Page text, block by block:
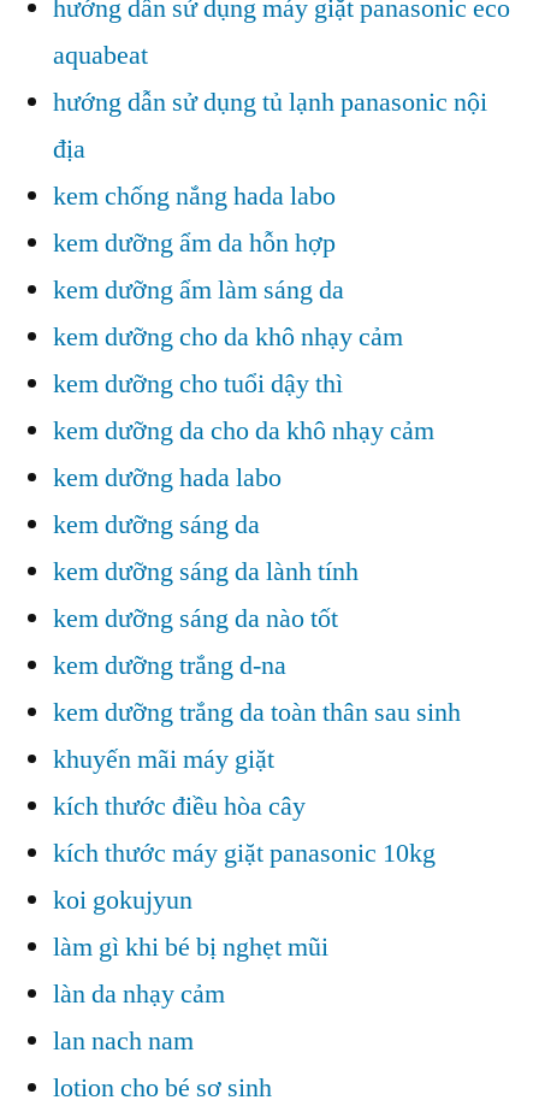
hướng dẫn sử dụng máy giặt panasonic eco
aquabeat
hướng dẫn sử dụng tủ lạnh panasonic nội
địa
kem chống nắng hada labo
kem dưỡng ẩm da hỗn hợp
kem dưỡng ẩm làm sáng da
kem dưỡng cho da khô nhạy cảm
kem dưỡng cho tuổi dậy thì
kem dưỡng da cho da khô nhạy cảm
kem dưỡng hada labo
kem dưỡng sáng da
kem dưỡng sáng da lành tính
kem dưỡng sáng da nào tốt
kem dưỡng trắng d-na
kem dưỡng trắng da toàn thân sau sinh
khuyến mãi máy giặt
kích thước điều hòa cây
kích thước máy giặt panasonic 10kg
koi gokujyun
làm gì khi bé bị nghẹt mũi
làn da nhạy cảm
lan nach nam
lotion cho bé sơ sinh